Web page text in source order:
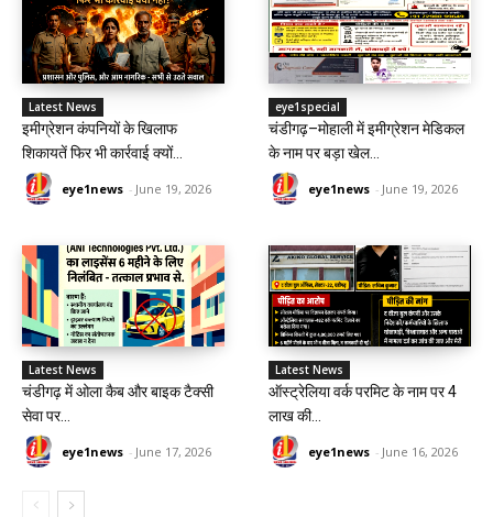
Latest News
इमीग्रेशन कंपनियों के खिलाफ
शिकायतें फिर भी कार्रवाई क्यों...
eye1news - June 19, 2026
eye1special
चंडीगढ़–मोहाली में इमीग्रेशन मेडिकल
के नाम पर बड़ा खेल...
eye1news - June 19, 2026
Latest News
चंडीगढ़ में ओला कैब और बाइक टैक्सी
सेवा पर...
eye1news - June 17, 2026
Latest News
ऑस्ट्रेलिया वर्क परमिट के नाम पर 4
लाख की...
eye1news - June 16, 2026